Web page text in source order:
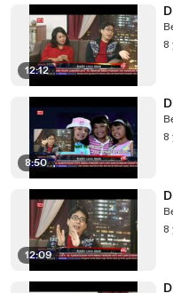
12:12
8
8:50
8
12:09
8